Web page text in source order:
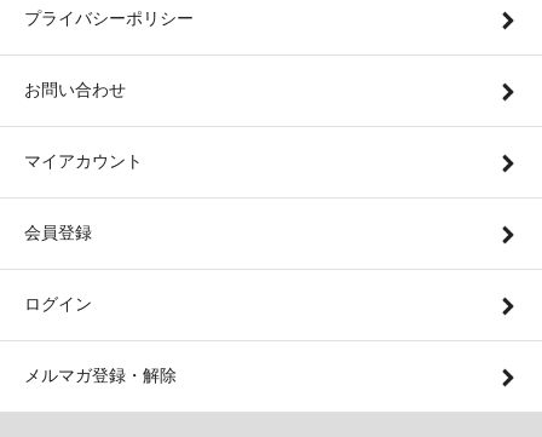
プライバシーポリシー
お問い合わせ
マイアカウント
会員登録
ログイン
メルマガ登録・解除